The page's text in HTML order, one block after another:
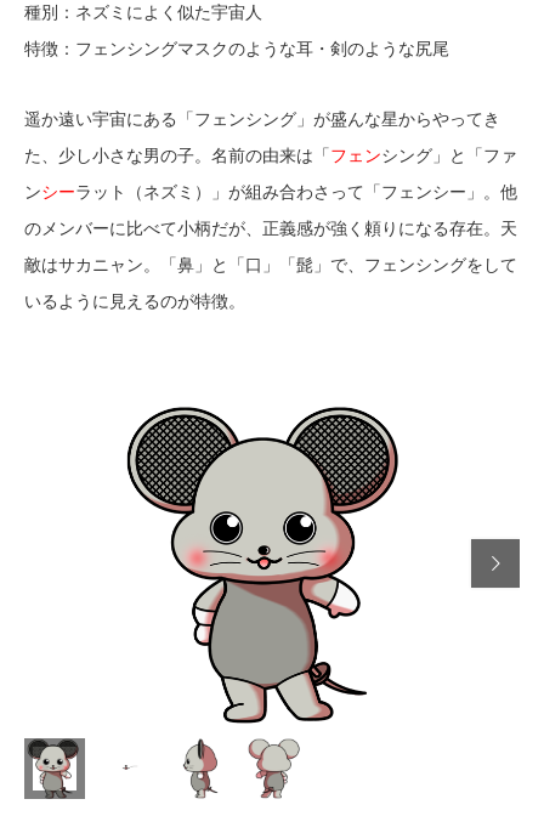
種別：ネズミによく似た宇宙人
特徴：フェンシングマスクのような耳・剣のような尻尾
遥か遠い宇宙にある「フェンシング」が盛んな星からやってき
た、少し小さな男の子。名前の由来は「フェンシング」と「ファ
ンシーラット（ネズミ）」が組み合わさって「フェンシー」。他
のメンバーに比べて小柄だが、正義感が強く頼りになる存在。天
敵はサカニャン。「鼻」と「口」「髭」で、フェンシングをして
いるように見えるのが特徴。
